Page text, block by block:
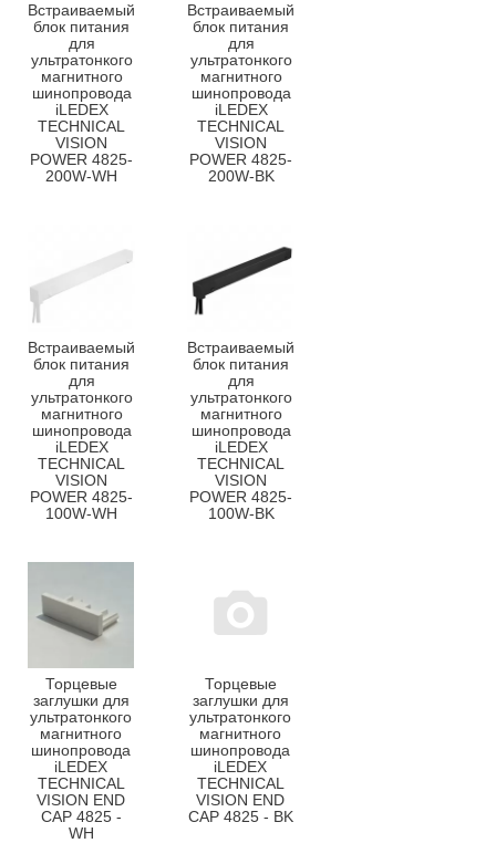
Встраиваемый
блок питания
для
ультратонкого
магнитного
шинопровода
iLEDEX
TECHNICAL
VISION
POWER 4825-
200W-WH
Встраиваемый
блок питания
для
ультратонкого
магнитного
шинопровода
iLEDEX
TECHNICAL
VISION
POWER 4825-
200W-BK
Встраиваемый
блок питания
для
ультратонкого
магнитного
шинопровода
iLEDEX
TECHNICAL
VISION
POWER 4825-
100W-WH
Встраиваемый
блок питания
для
ультратонкого
магнитного
шинопровода
iLEDEX
TECHNICAL
VISION
POWER 4825-
100W-BK
Торцевые
заглушки для
ультратонкого
магнитного
шинопровода
iLEDEX
TECHNICAL
VISION END
CAP 4825 -
WH
Торцевые
заглушки для
ультратонкого
магнитного
шинопровода
iLEDEX
TECHNICAL
VISION END
CAP 4825 - BK